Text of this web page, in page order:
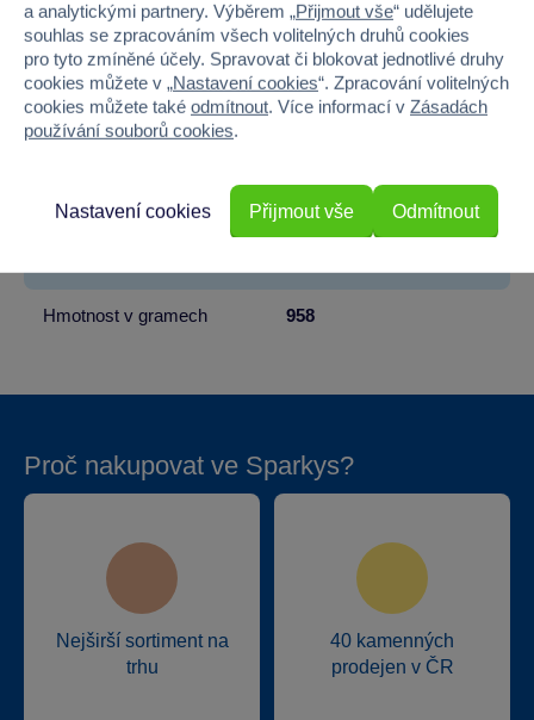
Pohlaví HOLKA, KLUK
Materiál PLAST
Výška 15
Hmotnost v gramech 958
Proč nakupovat ve Sparkys?
Nejširší sortiment na
trhu
40 kamenných
prodejen v ČR
a analytickými partnery. Výběrem „Přijmout vše“ udělujete
souhlas se zpracováním všech volitelných druhů cookies
pro tyto zmíněné účely. Spravovat či blokovat jednotlivé druhy
cookies můžete v „Nastavení cookies“. Zpracování volitelných
cookies můžete také odmítnout. Více informací v Zásadách
používání souborů cookies.
Odmítnout
Nastavení cookies Přijmout vše